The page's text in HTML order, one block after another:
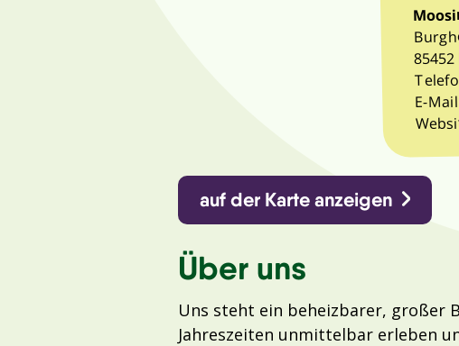
E-
auf der Karte anzeigen
Über uns
Uns steht ein beheizbarer, großer
Jahreszeiten unmittelbar erleben